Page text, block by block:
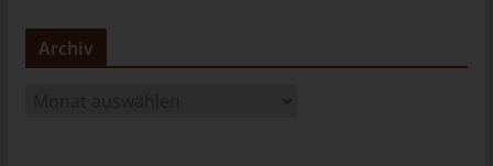
Archiv
Erfassung von allgemeinen Daten und
Informationen